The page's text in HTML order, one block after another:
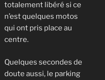
totalement libéré si ce
n’est quelques motos
qui ont pris place au
centre.
Quelques secondes de
doute aussi, le parking